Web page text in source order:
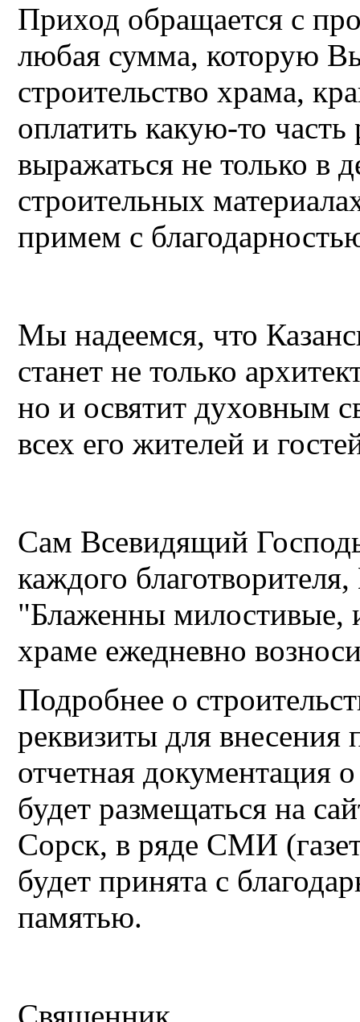
Приход обращается с
любая сумма, которую
строительство храма,
оплатить какую-то
выражаться не только в
строительных
примем с
Мы надеемся, что
станет не только
но и освятит духовным
всех его жителей и
Сам Всевидящий
каждого
"Блаженны милостивые,
храме ежедневно
Подробнее о
реквизиты для внесения
отчетная документация
будет размещаться на
Сорск, в ряде СМИ
будет принята с
памятью.